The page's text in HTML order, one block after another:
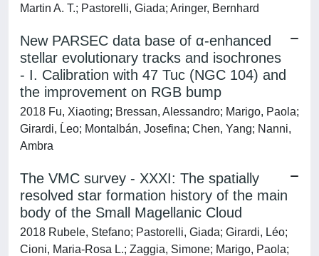
Martin A. T.; Pastorelli, Giada; Aringer, Bernhard
New PARSEC data base of α-enhanced
stellar evolutionary tracks and isochrones
- I. Calibration with 47 Tuc (NGC 104) and
the improvement on RGB bump
2018 Fu, Xiaoting; Bressan, Alessandro; Marigo, Paola;
Girardi, Ĺeo; Montalbán, Josefina; Chen, Yang; Nanni,
Ambra
The VMC survey - XXXI: The spatially
resolved star formation history of the main
body of the Small Magellanic Cloud
2018 Rubele, Stefano; Pastorelli, Giada; Girardi, Léo;
Cioni, Maria-Rosa L.; Zaggia, Simone; Marigo, Paola;